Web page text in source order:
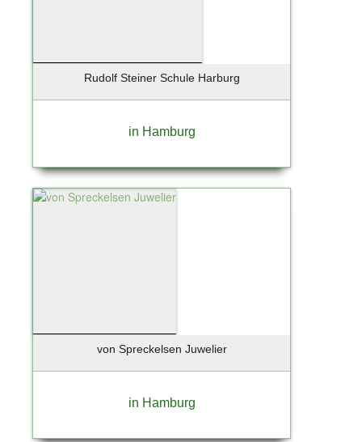
Rudolf Steiner Schule Harburg
in Hamburg
von Spreckelsen Juwelier
in Hamburg